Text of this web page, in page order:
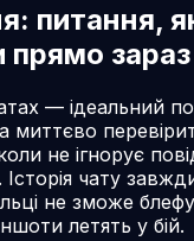
питання,
прямо зараз
— ідеальний
миттєво
не ігнорує
Історія чату
не зможе
летять у бій.